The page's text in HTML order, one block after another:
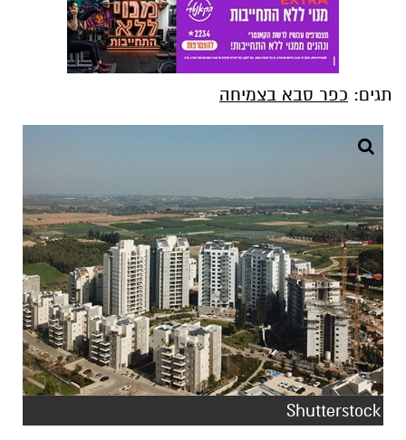
תגים: כפר סבא בצמיחה
Shutterstock